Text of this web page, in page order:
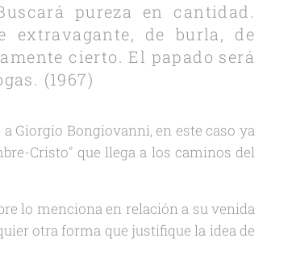
pureza en cantidad.
extravagante, de burla, de
cierto. El papado será
(1967)
Giorgio Bongiovanni, en este caso ya
Cristo" que llega a los caminos del
lo menciona en relación a su venida
otra forma que justifique la idea de